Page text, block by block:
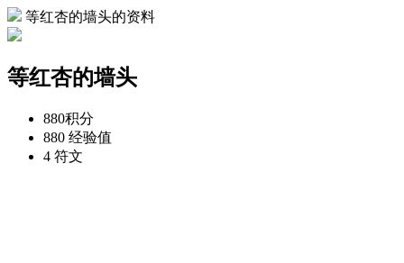
等红杏的墙头的资料
等红杏的墙头
880积分
880 经验值
4 符文